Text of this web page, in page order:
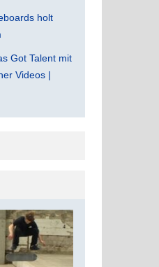
holt
Got Talent mit
Videos |